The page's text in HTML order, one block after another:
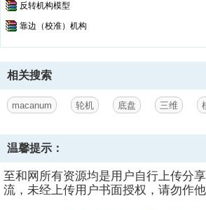
反转机构模型
靠边（校准）机构
相关搜索
macanum 轮机 底盘 三维
温馨提示：
至和网所有资源均是用户自行上传分
流，未经上传用户书面授权，请勿作他